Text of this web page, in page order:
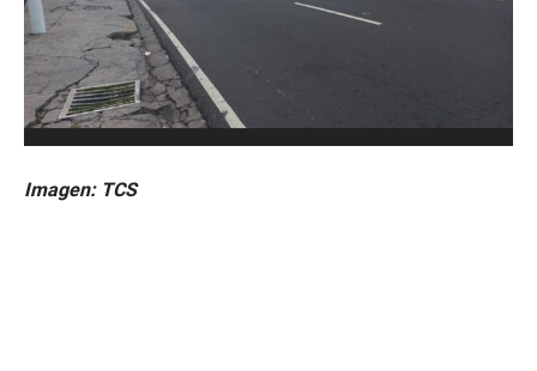
Imagen: TCS